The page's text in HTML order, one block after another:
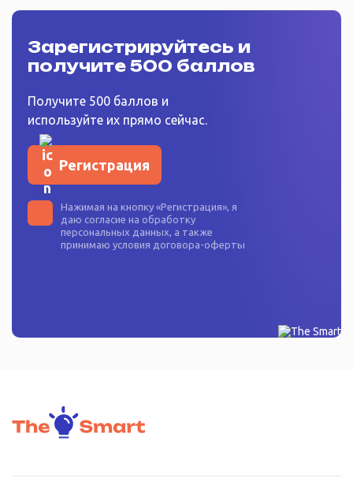
Зарегистрируйтесь и
получите 500 баллов
Получите 500 баллов и
используйте их прямо сейчас.
Регистрация
Нажимая на кнопку «Регистрация», я
даю согласие на обработку
персональных данных, а также
принимаю условия договора-оферты